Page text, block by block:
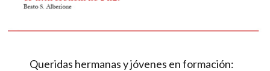
Queridas hermanas y jóvenes en formación: